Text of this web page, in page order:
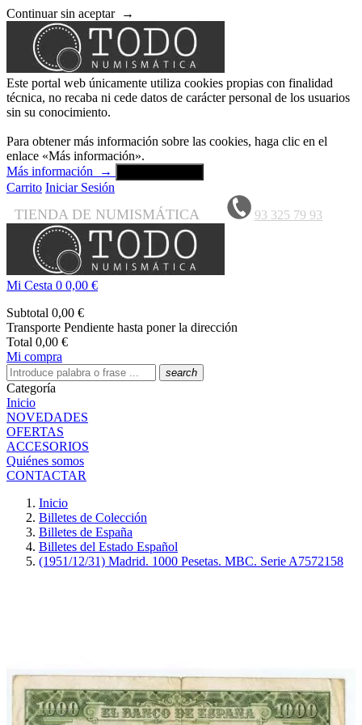
Continuar sin aceptar →
Este portal web únicamente utiliza cookies propias con finalidad
técnica, no recaba ni cede datos de carácter personal de los usuarios
sin su conocimiento.
Para obtener más información sobre las cookies, haga clic en el
enlace «Más información».
Más información
→
Carrito Iniciar Sesión
TIENDA DE NUMISMÁTICA 93 325 79 93
Mi Cesta 0 0,00 €
Subtotal 0,00 €
Transporte Pendiente hasta poner la dirección
Total 0,00 €
Mi compra
search
Categoría
Inicio
NOVEDADES
OFERTAS
ACCESORIOS
Quiénes somos
CONTACTAR
Inicio
Billetes de Colección
Billetes de España
Billetes del Estado Español
(1951/12/31) Madrid. 1000 Pesetas. MBC. Serie A7572158